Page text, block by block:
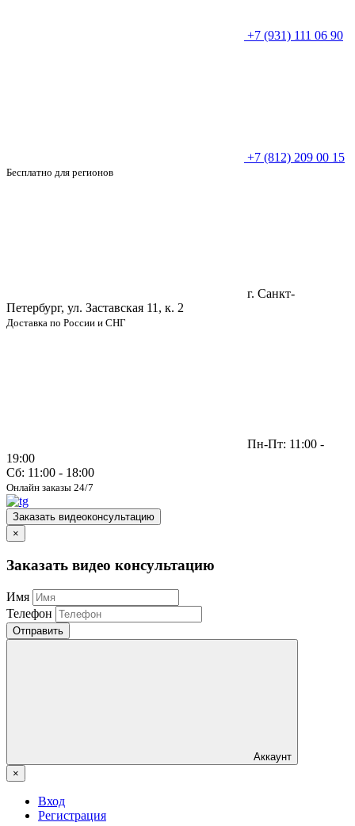
+7 (931) 111 06 90
+7 (812) 209 00 15
Бесплатно для регионов
г. Санкт-
Петербург, ул. Заставская 11, к. 2
Доставка по России и СНГ
Пн-Пт: 11:00 -
19:00
Сб: 11:00 - 18:00
Онлайн заказы 24/7
Заказать видеоконсультацию
×
Заказать видео консультацию
Имя
Телефон
Отправить
Аккаунт
×
Вход
Регистрация